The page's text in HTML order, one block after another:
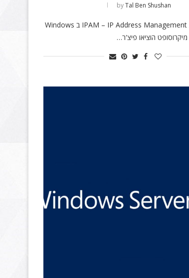
byTal Ben Shushan
הסבר והתקנת IPAM – IP Address Management ב Windows